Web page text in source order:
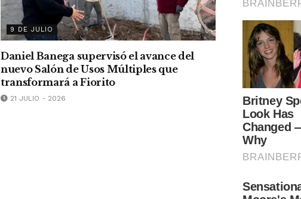
9 DE JULIO
Daniel Banega supervisó el avance del
nuevo Salón de Usos Múltiples que
transformará a Fiorito
21 JULIO - 2026